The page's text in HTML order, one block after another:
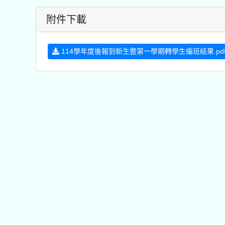
附件下載
114學年度後報到新生暨第一學期轉學生編班結果